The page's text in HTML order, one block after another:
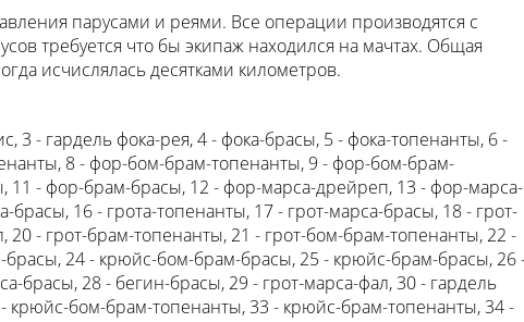
парусами и реями. Все операции производятся с
требуется что бы экипаж находился на мачтах. Общая
исчислялась десятками километров.
3 - гардель фока-рея, 4 - фока-брасы, 5 - фока-топенанты, 6 -
8 - фор-бом-брам-топенанты, 9 - фор-бом-брам-
11 - фор-брам-брасы, 12 - фор-марса-дрейреп, 13 - фор-марса-
брасы, 16 - грота-топенанты, 17 - грот-марса-брасы, 18 - грот-
20 - грот-брам-топенанты, 21 - грот-бом-брам-топенанты, 22 -
брасы, 24 - крюйс-бом-брам-брасы, 25 - крюйс-брам-брасы, 26
брасы, 28 - бегин-брасы, 29 - грот-марса-фал, 30 - гардель
крюйс-бом-брам-топенанты, 33 - крюйс-брам-топенанты, 34 -